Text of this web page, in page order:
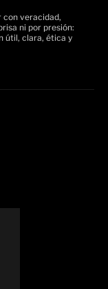
veracidad,
ni por presión:
útil, clara, ética y